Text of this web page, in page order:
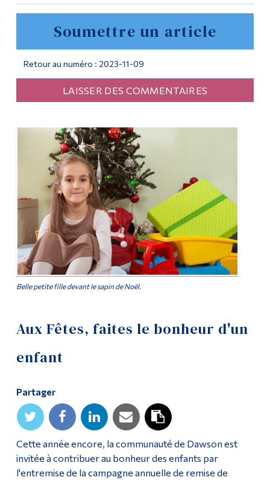
Soumettre un article
Retour au numéro : 2023-11-09
LAISSER DES COMMENTAIRES
Belle petite fille devant le sapin de Noël.
Aux Fêtes, faites le bonheur d'un
enfant
Partager
Cette année encore, la communauté de Dawson est
invitée à contribuer au bonheur des enfants par
l'entremise de la campagne annuelle de remise de
Programmes
Formation continue
Admissions
Qui vous êtes
Étudiants actuels
Corps enseignant et
personnel administratif
Diplômé·es et visiteur·euses